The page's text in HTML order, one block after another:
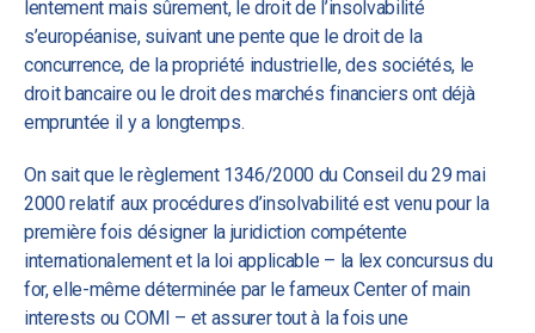
lentement mais sûrement, le droit de l’insolvabilité
s’européanise, suivant une pente que le droit de la
concurrence, de la propriété industrielle, des sociétés, le
droit bancaire ou le droit des marchés financiers ont déjà
empruntée il y a longtemps.
On sait que le règlement 1346/2000 du Conseil du 29 mai
2000 relatif aux procédures d’insolvabilité est venu pour la
première fois désigner la juridiction compétente
internationalement et la loi applicable – la lex concursus du
for, elle-même déterminée par le fameux Center of main
interests ou COMI – et assurer tout à la fois une